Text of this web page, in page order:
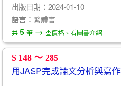
出版日期：2024-01-10
語言：繁體書
共 5 筆 → 查價格、看圖書介紹
$ 148 ～ 285
用JASP完成論文分析與寫作